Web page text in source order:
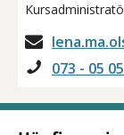
073 - 05